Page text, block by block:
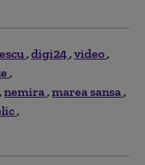
digi24 video
nemira marea sansa